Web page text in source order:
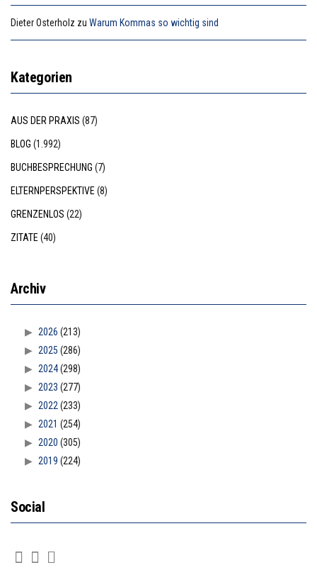
Dieter Osterholz zu Warum Kommas so wichtig sind
Kategorien
AUS DER PRAXIS (87)
BLOG (1.992)
BUCHBESPRECHUNG (7)
ELTERNPERSPEKTIVE (8)
GRENZENLOS (22)
ZITATE (40)
Archiv
2026 (213)
2025 (286)
2024(298)
2023 (277)
2022 (233)
2021 (254)
2020 (305)
2019 (224)
Social